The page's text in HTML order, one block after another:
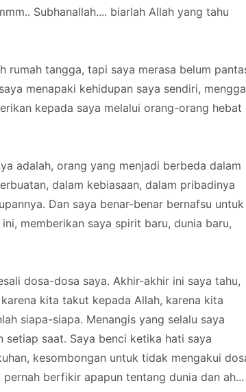
Subhanallah.... biarlah Allah yang tahu
rumah tangga, tapi saya merasa belum
menapaki kehidupan saya sendiri,
kepada saya melalui orang-orang hebat
adalah, orang yang menjadi berbeda dalam
dalam kebiasaan, dalam pribadinya
Dan saya benar-benar bernafsu untuk
memberikan saya spirit baru, dunia baru,
dosa-dosa saya. Akhir-akhir ini saya tahu,
kita takut kepada Allah, karena kita
siapa-siapa. Menangis yang selalu saya
setiap saat. Saya benci ketika hati saya
kesombongan untuk tidak mengakui
berfikir apapun tentang dunia dan ah...